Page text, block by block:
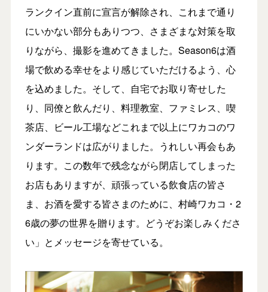
ランクイン直前に宣言が解除され、これまで通り
にいかない部分もありつつ、さまざまな対策を取
りながら、撮影を進めてきました。Season6は酒
場で飲める幸せをより感じていただけるよう、心
を込めました。そして、自宅でお取り寄せした
り、同僚と飲んだり、料理教室、ファミレス、喫
茶店、ビール工場などこれまで以上にワカコのワ
ンダーランドは広がりました。うれしい再会もあ
ります。この数年で残念ながら閉店してしまった
お店もありますが、頑張っている飲食店の皆さ
ま、お酒を愛する皆さまのために、村崎ワカコ・2
6歳の夢の世界を贈ります。どうぞお楽しみくださ
い」とメッセージを寄せている。